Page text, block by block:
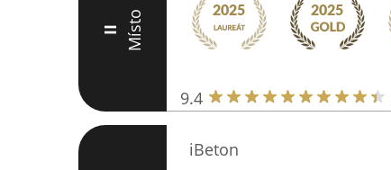
II Místo
9.4
iBeton